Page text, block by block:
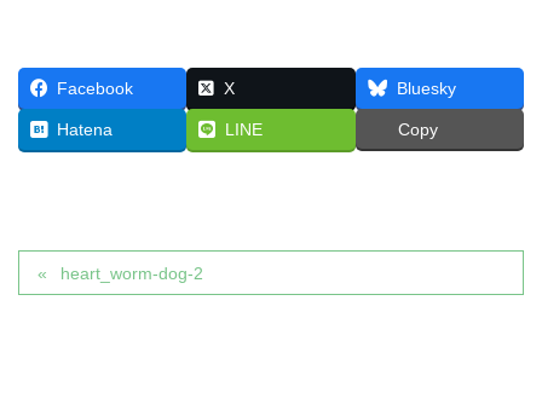
Facebook X Bluesky
Hatena LINE Copy
heart_worm-dog-2